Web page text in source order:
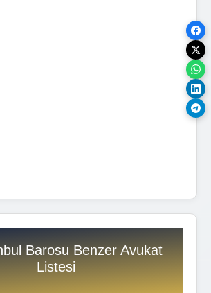
Barosu Benzer Avukat
Listesi